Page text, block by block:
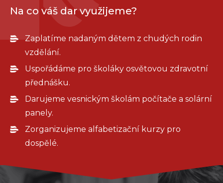
Na co váš dar využijeme?
Zaplatíme nadaným dětem z chudých rodin
vzdělání.
Uspořádáme pro školáky osvětovou zdravotní
přednášku.
Darujeme vesnickým školám počítače a solární
panely.
Zorganizujeme alfabetizační kurzy pro
dospělé.